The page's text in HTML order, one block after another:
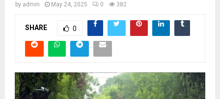
by admin May 24, 2025 0 382
SHARE 0